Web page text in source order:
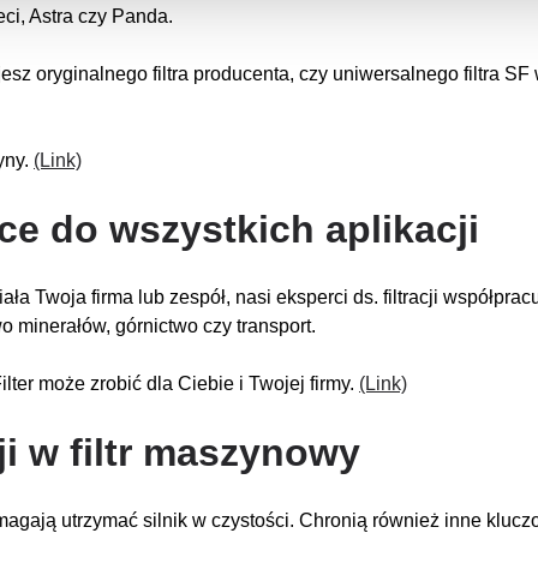
Astra czy Panda.
oryginalnego filtra producenta, czy uniwersalnego filtra
(Link)
do wszystkich aplikacji
Twoja firma lub zespół, nasi eksperci ds. filtracji
minerałów, górnictwo czy transport.
może zrobić dla Ciebie i Twojej firmy. (Link)
w filtr maszynowy
utrzymać silnik w czystości. Chronią również inne